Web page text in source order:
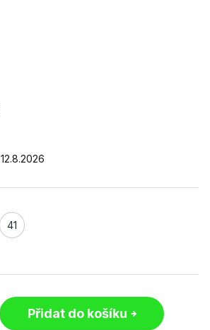
41
12.8.2026
Přidat do košíku